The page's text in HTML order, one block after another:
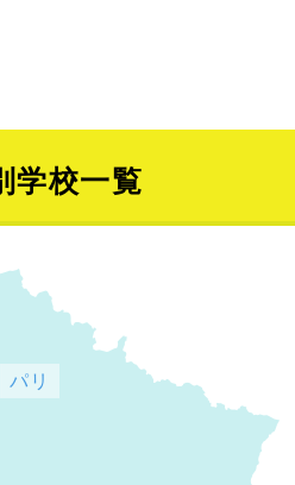
学校一覧
パリ